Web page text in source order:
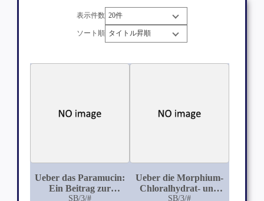
表示件数
ソート順
Ueber das Paramucin:
Ein Beitrag zur
Kenntniss der
SB/3/#
Ueber die Morphium-
Chloralhydrat- und
die Morphium-
SB/3/#